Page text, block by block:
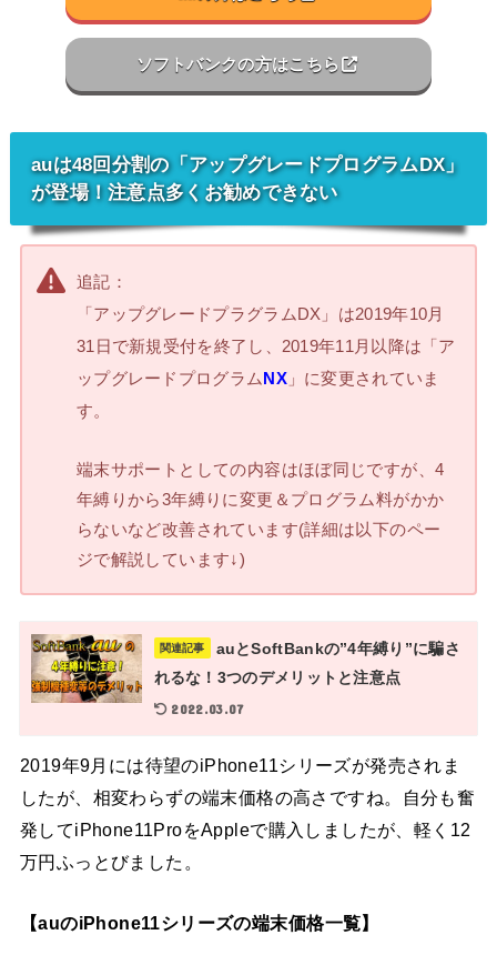
ソフトバンクの方はこちら
auは48回分割の「アップグレードプログラムDX」
が登場！注意点多くお勧めできない
追記：
「アップグレードプラグラムDX」は2019年10月
31日で新規受付を終了し、2019年11月以降は「ア
ップグレードプログラムNX」に変更されていま
す。
端末サポートとしての内容はほぼ同じですが、4
年縛りから3年縛りに変更＆プログラム料がかか
らないなど改善されています(詳細は以下のペー
ジで解説しています↓)
関連記事
auとSoftBankの”4年縛り”に騙さ
れるな！3つのデメリットと注意点
2022.03.07
2019年9月には待望のiPhone11シリーズが発売されま
したが、相変わらずの端末価格の高さですね。自分も奮
発してiPhone11ProをAppleで購入しましたが、軽く12
万円ふっとびました。
【auのiPhone11シリーズの端末価格一覧】